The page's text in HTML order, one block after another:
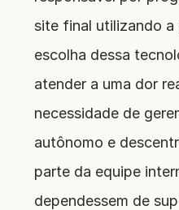
site final utilizando a
escolha dessa
atender a uma dor
necessidade de
autônomo e
parte da equipe
dependessem de